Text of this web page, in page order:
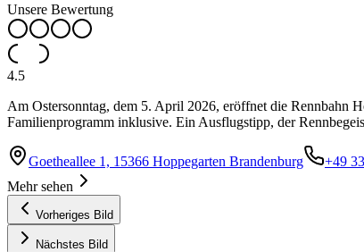
Unsere Bewertung
4.5
Am Ostersonntag, dem 5. April 2026, eröffnet die Rennbahn
Familienprogramm inklusive. Ein Ausflugstipp, der
Goetheallee 1, 15366 Hoppegarten Brandenburg +49
Mehr sehen
Vorheriges Bild
Nächstes Bild